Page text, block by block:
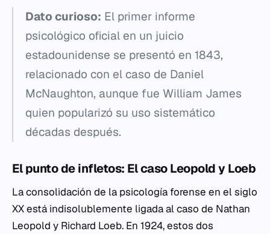
Dato curioso: El primer informe
psicológico oficial en un juicio
estadounidense se presentó en 1843,
relacionado con el caso de Daniel
McNaughton, aunque fue William James
quien popularizó su uso sistemático
décadas después.
El punto de infletos: El caso Leopold y Loeb
La consolidación de la psicología forense en el siglo
XX está indisolublemente ligada al caso de Nathan
Leopold y Richard Loeb. En 1924, estos dos